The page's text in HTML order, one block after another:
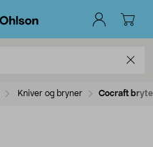
Kniver og bryner Cocraft